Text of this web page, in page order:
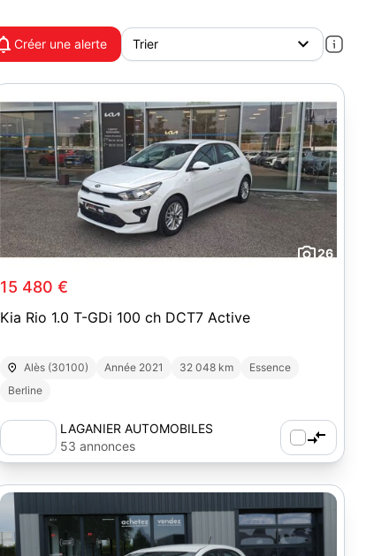
Créer une alerte
26
15 480 €
Kia Rio 1.0 T-GDi 100 ch DCT7 Active
Alès (30100) Année 2021 32 048 km
Essence
Berline
LAGANIER AUTOMOBILES
53 annonces